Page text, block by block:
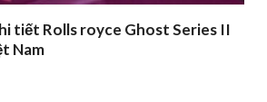
tiết Rolls royce Ghost Series II
Nam